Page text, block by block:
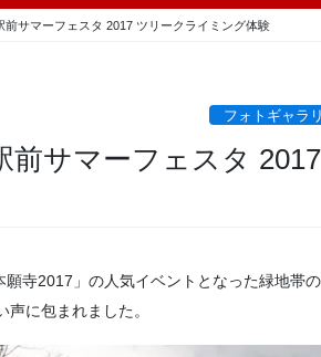
サマーフェスタ 2017 ツリークライミング体験
フォトギャラ
前サマーフェスタ 2017
寺2017」の人気イベントとなった緑地帯の
に包まれました。